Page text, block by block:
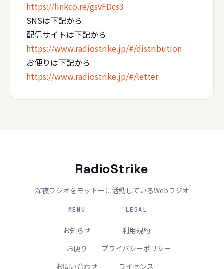
https://linkco.re/gsvFDcs3
SNSは下記から
配信サイトは下記から
https://www.radiostrike.jp/#/distribution
お便りは下記から
https://www.radiostrike.jp/#/letter
RadioStrike
深夜ラジオをモットーに活動しているWebラジオ
MENU
お知らせ
お便り
お問い合わせ
LEGAL
利用規約
プライバシーポリシー
ライセンス